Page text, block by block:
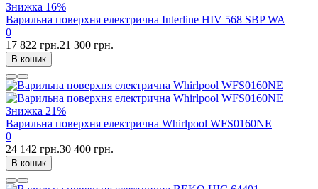
Знижка 16%
Варильна поверхня електрична Interline HIV 568 SBP WA
0
17 822 грн.21 300 грн.
В кошик
Знижка 21%
Варильна поверхня електрична Whirlpool WFS0160NE
0
24 142 грн.30 400 грн.
В кошик